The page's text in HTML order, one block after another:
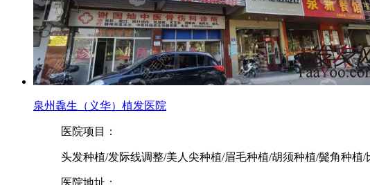
泉州毳生（义华）植发医院
医院项目：
头发种植/发际线调整/美人尖种植/眉毛种植/胡须种植/鬓角种植/
医院地址：